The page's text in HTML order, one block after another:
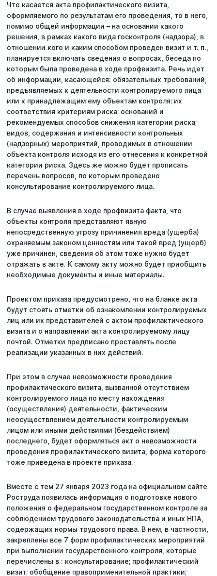
Что касается акта профилактического визита,
оформляемого по результатам его проведения, то в него,
помимо общей информации – на основании какого
решения, в рамках какого вида госконтроля (надзора), в
отношении кого и каким способом проведен визит и т. п.,
планируется включать сведения о вопросах, беседа по
которым была проведена в ходе профвизита. Речь идет
об информации, касающейся: обязательных требований,
предъявляемых к деятельности контролируемого лица
или к принадлежащим ему объектам контроля; их
соответствия критериям риска; оснований и
рекомендуемых способов снижения категории риска;
видов, содержания и интенсивности контрольных
(надзорных) мероприятий, проводимых в отношении
объекта контроля исходя из его отнесения к конкретной
категории риска. Здесь же можно будет прописать
перечень вопросов, по которым проведено
консультирование контролируемого лица.
В случае выявления в ходе профвизита факта, что
объекты контроля представляют явную
непосредственную угрозу причинения вреда (ущерба)
охраняемым законом ценностям или такой вред (ущерб)
уже причинен, сведения об этом тоже нужно будет
отражать в акте. К самому акту можно будет приобщить
необходимые документы и иные материалы.
Проектом приказа предусмотрено, что на бланке акта
будут стоять отметки об ознакомлении контролируемых
лиц или их представителей с актом профилактического
визита и о направлении акта контролируемому лицу
почтой. Отметки предписано проставлять после
реализации указанных в них действий.
При этом в случае невозможности проведения
профилактического визита, вызванной отсутствием
контролируемого лица по месту нахождения
(осуществления) деятельности, фактическим
неосуществлением деятельности контролируемым
лицом или иными действиями (бездействием)
последнего, будет оформляться акт о невозможности
проведения профилактического визита, форма которого
тоже приведена в проекте приказа.
Вместе с тем 27 января 2023 года на официальном сайте
Роструда появилась информация о подготовке нового
положения о федеральном государственном контроле за
соблюдением трудового законодательства и иных НПА,
содержащих нормы трудового права. В нем, в частности,
закреплены все 7 форм профилактических мероприятий
при выполнении государственного контроля, которые
перечислены в : консультирование; профилактический
визит; обобщение правоприменительной практики;